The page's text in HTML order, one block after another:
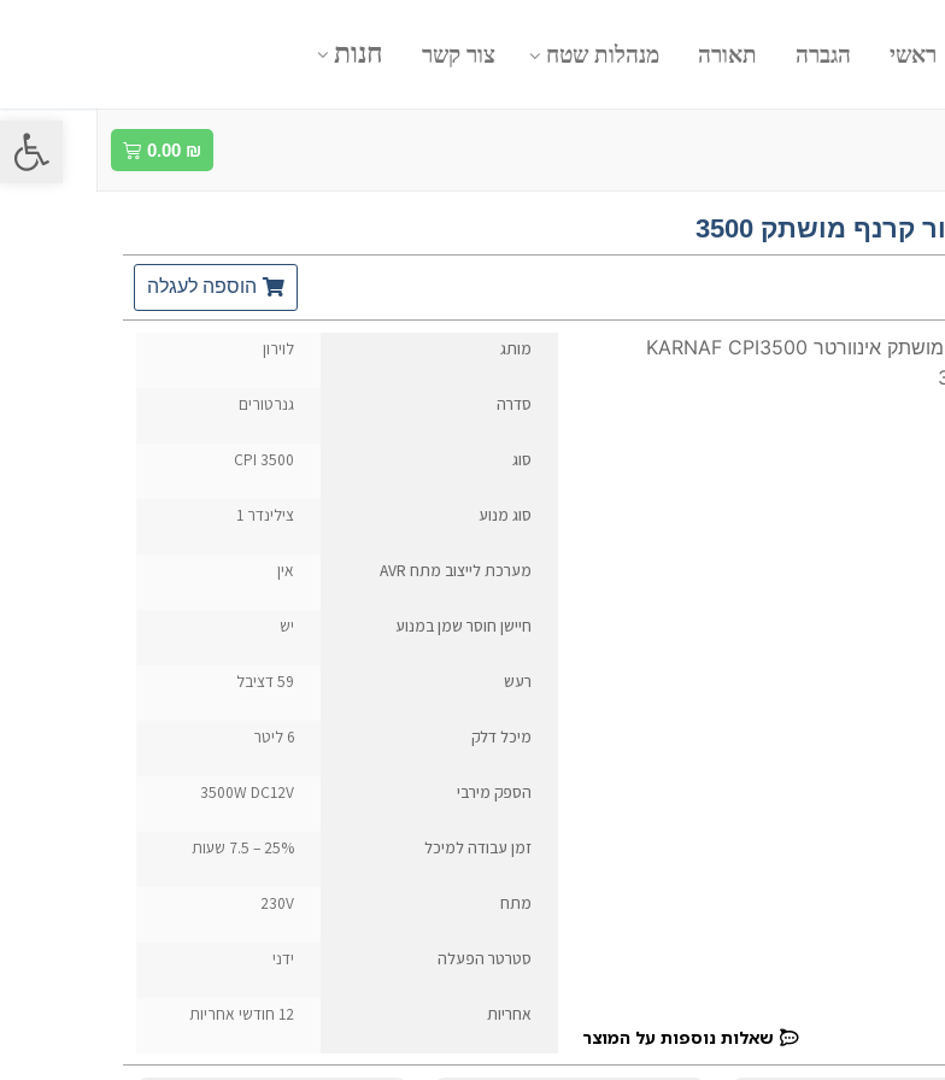
פתח
ראשי הגברה תאורה מנהלות שטח צור קשר חנות
0.00 ₪
קרנף מושתק 3500
הוספה לעגלה
גנרטור מושתק אינוורטר KARNAF CPI3500
שאלות נוספות על המוצר
מותג לוירון
סדרה גנרטורים
סוג CPI 3500
סוג מנוע צילינדר 1
מערכת לייצוב מתח AVR אין
חיישן חוסר שמן במנוע יש
רעש 59 דציבל
מיכל דלק 6 ליטר
הספק מירבי 3500W DC12V
זמן עבודה למיכל 25% – 7.5 שעות
מתח 230V
סטרטר הפעלה ידני
אחריות 12 חודשי אחריות